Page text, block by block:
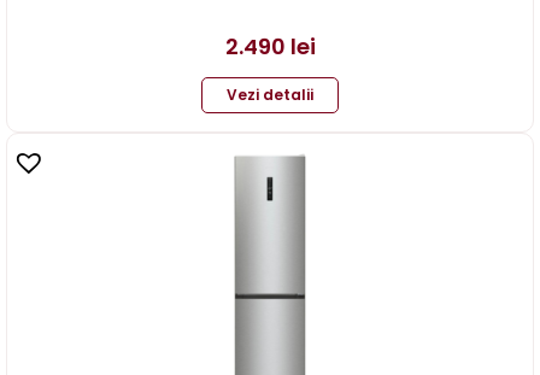
2.490 lei
Vezi detalii